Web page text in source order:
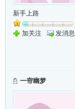
新手上路
加关注 发消息
一帘幽梦